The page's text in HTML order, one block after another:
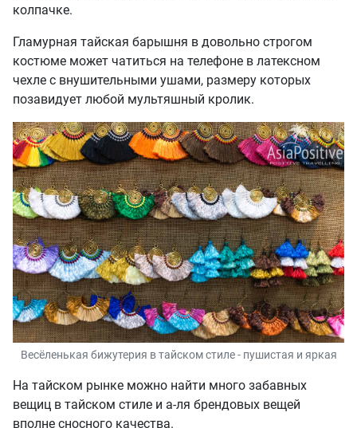
колпачке.
Гламурная тайская барышня в довольно строгом
костюме может чатиться на телефоне в латексном
чехле с внушительными ушами, размеру которых
позавидует любой мультяшный кролик.
Весёленькая бижутерия в тайском стиле - пушистая и яркая
На тайском рынке можно найти много забавных
вещиц в тайском стиле и а-ля брендовых вещей
вполне сносного качества.